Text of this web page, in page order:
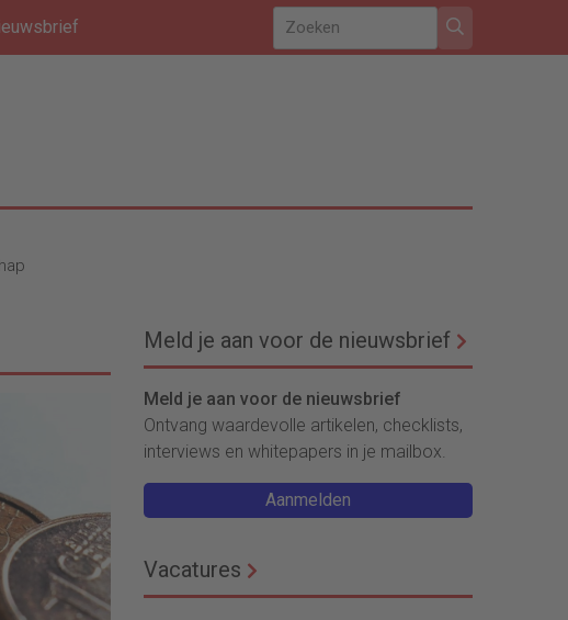
Meld je aan voor de nieuwsbrief
Meld je aan voor de nieuwsbrief
Ontvang waardevolle artikelen, checklists,
interviews en whitepapers in je mailbox.
Aanmelden
Vacatures